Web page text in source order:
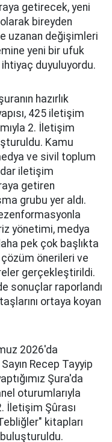
getirecek, yeni
bireyden
uzanan değişimleri
yeni bir ufuk
duyuluyordu.
hazırlık
425 iletişim
2. İletişim
Kamu
ve sivil toplum
iletişim
getiren
grubu yer aldı.
yönetimi, medya
pek çok başlıkta
önerileri ve
gerçekleştirildi.
sonuçlar raporlandı
ortaya koyan
2026'da
Recep Tayyip
Şura'da
oturumlarıyla
İletişim Şûrası
kitapları